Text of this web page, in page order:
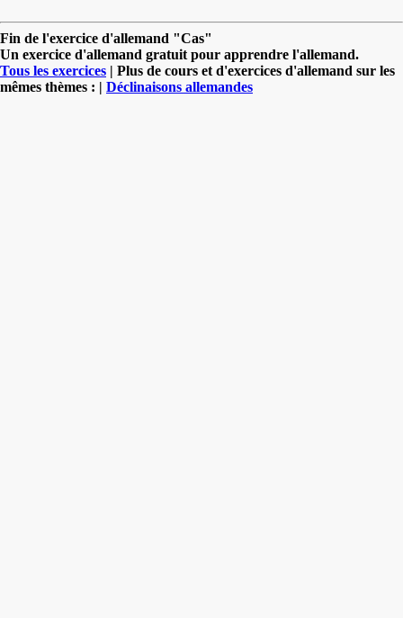
Fin de l'exercice d'allemand "Cas"
Un exercice d'allemand gratuit pour apprendre l'allemand.
Tous les exercices | Plus de cours et d'exercices d'allemand sur les
mêmes thèmes : | Déclinaisons allemandes